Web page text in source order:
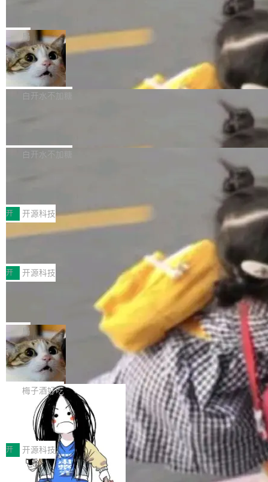
是把这段空隙补上。 回退到任何一次编辑：Delt
aDB 捕获 commit 之间的每一次操作，...
微软同期总资本开支的四成。 与亚马逊、Alpha
bet、微软以及 Meta 等传统科技巨头相比，Spa
ceXAI的资金消耗速度尤为引人瞩目。然而，支
撑庞大支出的资金来源却呈现出截然不同的面
貌。数据显示，微软和 Meta 主要依托充沛的经
一个在终端里运行的编程 agent；Muse Spark
1.2，驱动这个 agent 的新模型。一句话概括：
你可以用 curl -fsSL https://dev.meta.ai/install.
sh | bash 安装一个能在大项目里自动规划、写
代码、验证结果的 AI 终端工具。 据介绍，Muse
个主 agent 循环，外加一组后台 agent。这些后
局
美团开源 LoHoSearch，用知识图谱校
准 AI 能力认知
机器出题的前提，是让机器拥有全局视野。整个
构建流程可以分为四个环节：建图 → 控制难度
白开水不加糖
库，并将作为transport接入Mooncake TENT。
MPComm将作为一种传输引擎接入Mooncake T
ENT，实现零拷贝传输性能提升30%、非零拷贝
传输性能最高提升5倍。UCL-MPComm底层基
于自研UCL-Engine通信引擎，后续腾讯网平将
持续开源更多基于UCL-Engine的高性能通信组
件。 腾讯网平团队在UCL-MPComm中实现了一
个独立于业务线程的全局通信引擎（Engine），
白开水不加糖
型案例入选名单》，深信服“面向企业研发场景的
开源 AI 编程平台 CoStrict 应用”凭借卓越的技术
创新与落地成效成功入选。 全链路私有化部署，
助力企业AI研发安全落地 当前，越来越多企业已
经开始引入 AI Coding 工具，通过调用公有云模
型或企业内部部署模型提升研发效率。但随着 AI
Coding 从个人辅助工具逐步走向团队级、组织
级应用，企业在规模化落地过程中，对安全性、
可控性和代码质量提出了更高要求。 首先是数据
安全与合规要求。对于大多数普通研发场景，公
有云模型能够满足快速试用和效率提升的需求。
但对于金融、能源、医疗等对数据安全要求较...
开 开源科技
深信服AI算力网关入选工信部人工智能
前不久，工业和信息化部正式发布《2025年人工
智能应用典型案例名单》，集中展示人工智能在
各领域的应用成果，覆盖技术底座、行业赋能、
产品应用、支撑保障、专题等五大方向。深信服
AI算力网关（AI创新平台）成功入选！ 随着各行
各业的Agent走向规模化建设，算力构成形态逐
渐丰富，用户关注的重点也在发生变化：不只是
让AI用起来，还要进一步看清混合算力时代下，
Token花在哪里、算力是否被充分利用，以及持
续增长的AI成本该如何优化。 深信服AI算力网关
正是围绕这些实际问题，从Token治理和成本治
理两个方面，让用户的每一份算力都看得清、管
得住、用得稳、省得下、更安全！ 一、从现在开
始，Token使用一目...
开 开源科技
Jeff Dean 离开 Google：一个时代的结
束，一个实验室的开始
Google 员工编号 20。MapReduce 作者之一。
Bigtable 作者之一。TensorFlow 的作者之一。
Gemini 的架构师。Google 首席科学家。 Jeff D
ean 在 Google 工作了 27 年后，宣布离职。 他
不是一个人走。一同离开的还有 Sanjay Ghema
wat（Google 员工编号 23，Jeff Dean 二十多
年的编程搭档，MapReduce 和 Bigtable 的共同
作者）、Quoc Le（Google 大脑核心成员，Se
q2Seq 和 DocAI 的共同发明人）以及 Oriol Vin
yals（Gemini 联合负责人，AlphaSta...
局
🔥 SolonCode v2026.8.4 发布：界面
字体可调、22 种语言、记忆搜索增强
打开终端就能上岗的全中文编码智能体，这一轮
把「看得清、用母语、记得住」三件事一次补
齐。 SolonCode 是什么 SolonCode 是杭州无
耳科技研发的企业级终端编码智能体——一位全
中文驱动的数字员工，自主理解需求、规划步
骤、编写代码。不挑模型、不挑平台，curl 一行
装完即用。 开源地址：Gitee · GitCode · GitHu
b 安装 支持 Java 8+（8~26）、macOS / Linu
梅子酒好吃
让“代码语义理解”深度释放AI Coding
价值潜能：华为云码道（CodeArts）
代码仓技术解析
一、代码仓深度理解技术的作用与价值 在软件工
程实践中，代码仓是企业核心知识资产的主要载
体。企业级代码仓库通常包含数十万乃至数百万
个文件，其规模远超单次模型调用可承载的上下
开 开源科技